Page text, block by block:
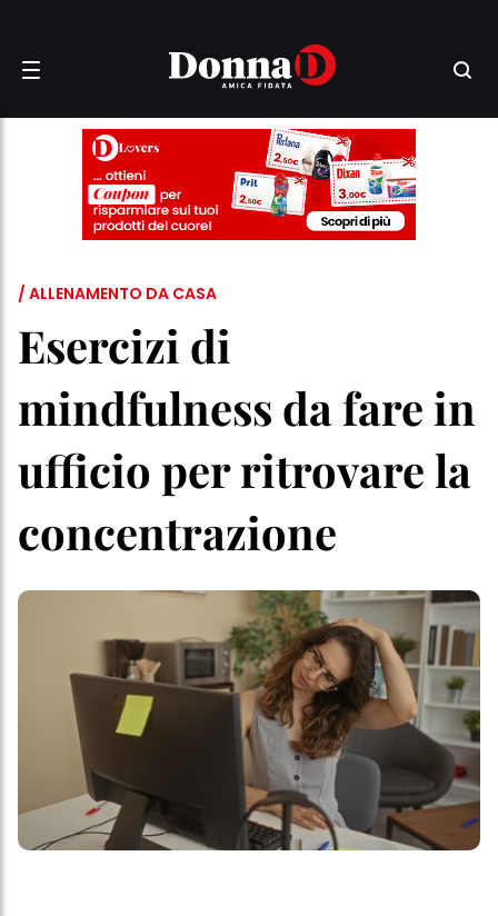
/ ALLENAMENTO DA CASA
Esercizi di
mindfulness da fare in
ufficio per ritrovare la
concentrazione